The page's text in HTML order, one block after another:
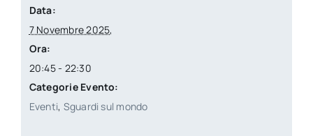
Data:
7 Novembre 2025,
Ora:
20:45 - 22:30
Categorie Evento:
Eventi, Sguardi sul mondo